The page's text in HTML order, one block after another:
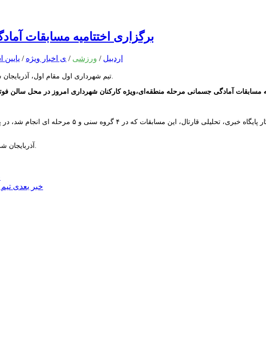
برگزاری اختتامیه مسابقات
اردبیل / ورزشی / ی اخبار ویژه / یایین
مسابقات آمادگی جسمانی مرحله منطقه‌ای،ویژه کارکنان شهرداری امروز در محل سالن
به گزارش خبرنگار پایگاه خبری، تحلیلی
خبر بعدی